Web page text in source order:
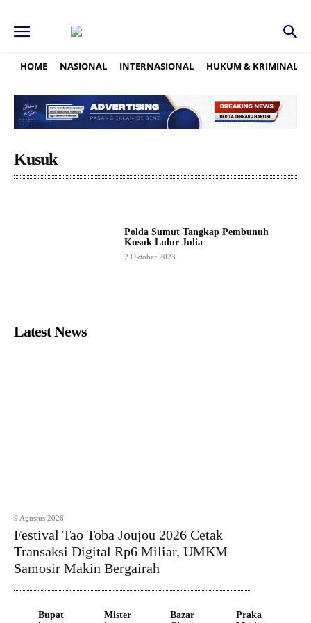
HOME NASIONAL INTERNASIONAL HUKUM & KRIMINAL
Kusuk
Polda Sumut Tangkap Pembunuh
Kusuk Lulur Julia
2 Oktober 2023
Latest News
9 Agustus 2026
Festival Tao Toba Joujou 2026 Cetak
Transaksi Digital Rp6 Miliar, UMKM
Samosir Makin Bergairah
Bupat
Mister
Bazar
Praka